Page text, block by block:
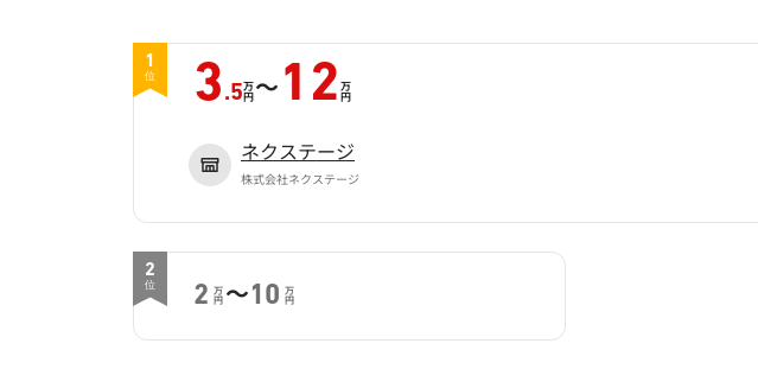
1
位 3 .5万
円～ 12 万
円
ネクステージ
株式会社ネクステージ
2
位 2 万
円 ～10 万
円